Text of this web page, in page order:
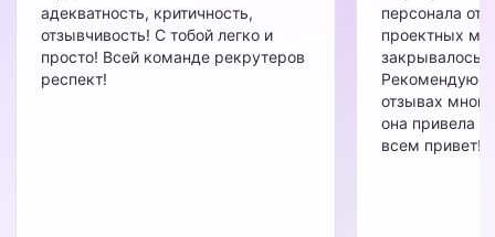
адекватность, критичность,
отзывчивость! С тобой легко и
просто! Всей команде рекрутеров
респект!
персонала от
проектных
закрывалось
Рекомендую!
отзывах
она привела
всем привет!)